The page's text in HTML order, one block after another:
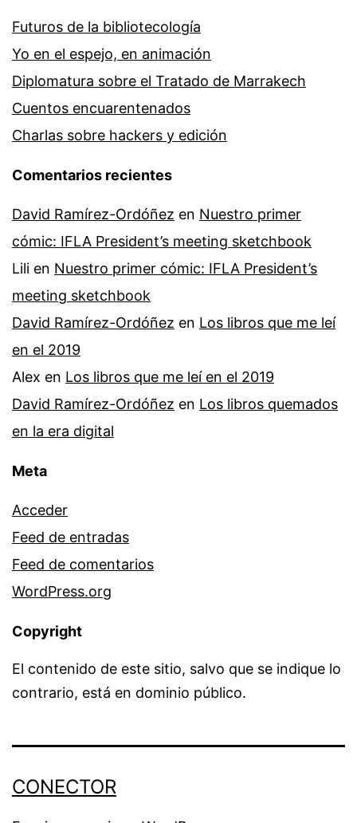
Futuros de la bibliotecología
Yo en el espejo, en animación
Diplomatura sobre el Tratado de Marrakech
Cuentos encuarentenados
Charlas sobre hackers y edición
Comentarios recientes
David Ramírez-Ordóñez en Nuestro primer
cómic: IFLA President’s meeting sketchbook
Lili en Nuestro primer cómic: IFLA President’s
meeting sketchbook
David Ramírez-Ordóñez en Los libros que me leí
en el 2019
Alex en Los libros que me leí en el 2019
David Ramírez-Ordóñez en Los libros quemados
en la era digital
Meta
Acceder
Feed de entradas
Feed de comentarios
WordPress.org
Copyright
El contenido de este sitio, salvo que se indique lo
contrario, está en dominio público.
CONECTOR